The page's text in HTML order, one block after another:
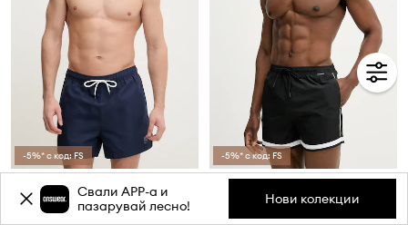
-5%* с код: FS
Текуща цена:
44,99 €
-5%* с код: FS
Плувни шорти Karl Lagerfeld CONTRAST
Редовна цена:81,24 €
Свали APP-a и
пазарувай лесно!
Нови колекции